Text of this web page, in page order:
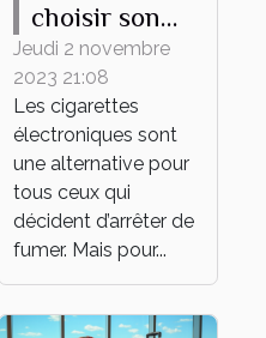
choisir son
premier e-
liquide ?
Jeudi 2 novembre
2023 21:08
Les cigarettes
électroniques sont
une alternative pour
tous ceux qui
décident d’arrêter de
fumer. Mais pour...